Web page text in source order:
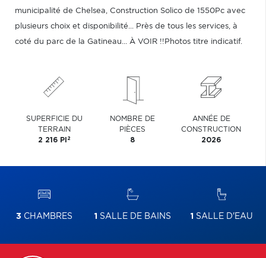
municipalité de Chelsea, Construction Solico de 1550Pc avec
plusieurs choix et disponibilité... Près de tous les services, à
coté du parc de la Gatineau... À VOIR !!Photos titre indicatif.
SUPERFICIE DU
TERRAIN
2 216 PI 2
NOMBRE DE
PIÈCES
8
ANNÉE DE
CONSTRUCTION
2026
3 CHAMBRES 1 SALLE DE BAINS 1 SALLE D'EAU